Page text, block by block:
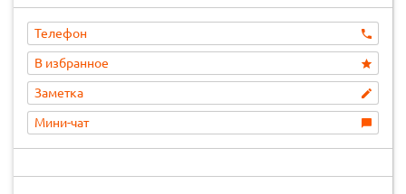
Телефон
В избранное
Заметка
Мини-чат